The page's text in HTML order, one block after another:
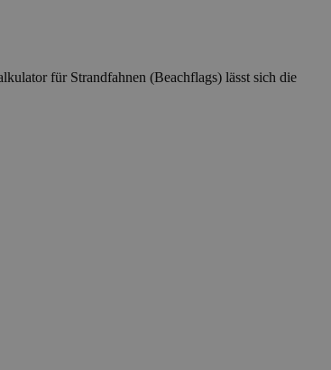
für Strandfahnen (Beachflags) lässt sich die